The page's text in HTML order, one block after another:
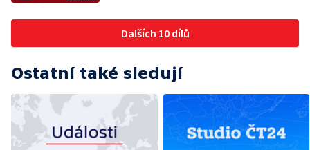
Dalších 10 dílů
Ostatní také sledují